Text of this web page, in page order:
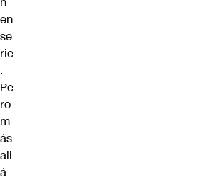
en
se
rie
.
Pe
ro
m
ás
all
á